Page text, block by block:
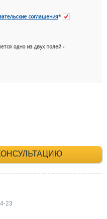
соглашения*
одно из двух полей -
(495) 660-35-
23